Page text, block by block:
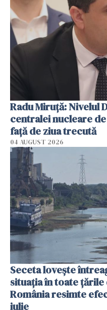
Radu Miruţă: Nivelul
centralei nucleare
faţă de ziua trecută
04 AUGUST 2026
Seceta lovește
situația în toate
România resimte
iulie